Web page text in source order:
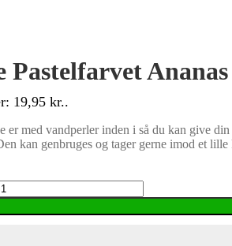
19,95 kr..
er med vandperler inden i så du kan give
kan genbruges og tager gerne imod et